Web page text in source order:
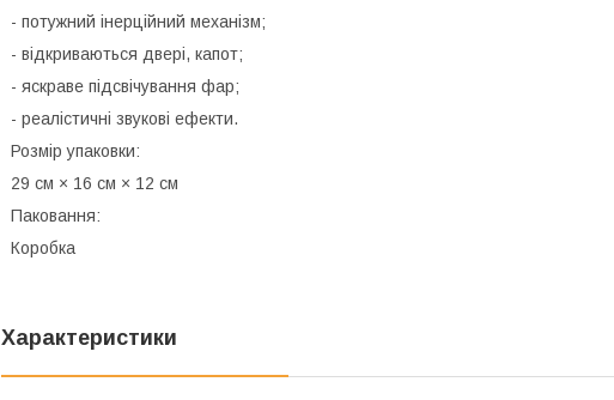
- потужний інерційний механізм;
- відкриваються двері, капот;
- яскраве підсвічування фар;
- реалістичні звукові ефекти.
Розмір упаковки:
29 см × 16 см × 12 см
Паковання:
Коробка
Характеристики